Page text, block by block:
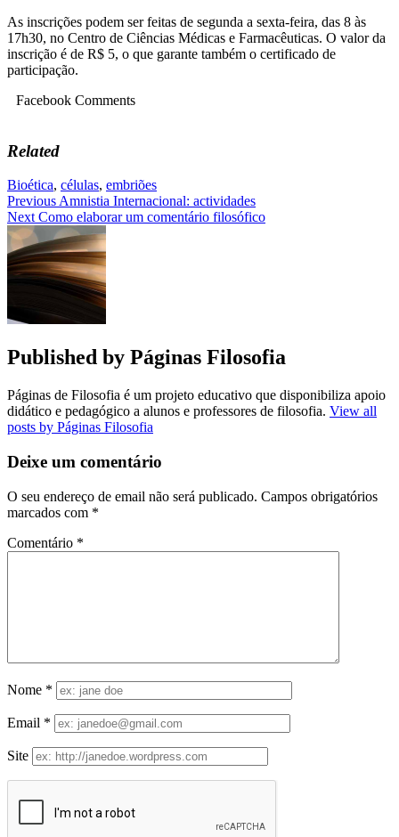
As inscrições podem ser feitas de segunda a sexta-feira, das 8 às
17h30, no Centro de Ciências Médicas e Farmacêuticas. O valor da
inscrição é de R$ 5, o que garante também o certificado de
participação.
Facebook Comments
Related
Bioética, células, embriões
Navegação
de
artigos
Previous Amnistia Internacional: actividades
Next Como elaborar um comentário filosófico
Published by Páginas Filosofia
Páginas de Filosofia é um projeto educativo que disponibiliza apoio
didático e pedagógico a alunos e professores de filosofia. View all
posts by Páginas Filosofia
Deixe um comentário
O seu endereço de email não será publicado. Campos obrigatórios
marcados com *
Comentário *
Nome *
Email *
Site